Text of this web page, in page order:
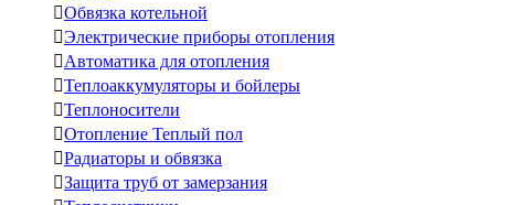
Обвязка котельной
Электрические приборы отопления
Автоматика для отопления
Теплоаккумуляторы и бойлеры
Теплоносители
Отопление Теплый пол
Радиаторы и обвязка
Защита труб от замерзания